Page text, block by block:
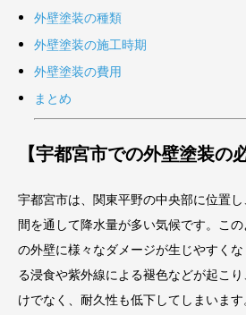
外壁塗装の種類
外壁塗装の施工時期
外壁塗装の費用
まとめ
【宇都宮市での外壁塗装の
宇都宮市は、関東平野の中央部に位置
間を通して降水量が多い気候です。こ
の外壁に様々なダメージが生じやすく
る浸食や紫外線による褪色などが起こ
けでなく、耐久性も低下してしまいます